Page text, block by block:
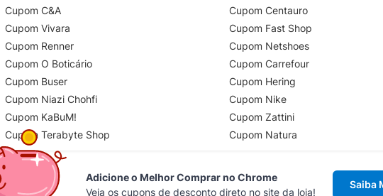
Cupom C&A
Cupom Vivara
Cupom Renner
Cupom O Boticário
Cupom Buser
Cupom Niazi Chohfi
Cupom KaBuM!
Cupom Terabyte Shop
Cupom Centauro
Cupom Fast Shop
Cupom Netshoes
Cupom Carrefour
Cupom Hering
Cupom Nike
Cupom Zattini
Cupom Natura
Adicione o Melhor Comprar no Chrome
Veja os cupons de desconto direto no site da loja!
Saiba